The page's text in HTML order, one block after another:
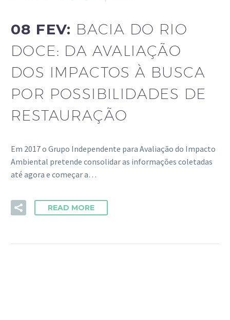
08 FEV: BACIA DO RIO
DOCE: DA AVALIAÇÃO
DOS IMPACTOS À BUSCA
POR POSSIBILIDADES DE
RESTAURAÇÃO
Em 2017 o Grupo Independente para Avaliação do Impacto
Ambiental pretende consolidar as informações coletadas
até agora e começar a…
READ MORE